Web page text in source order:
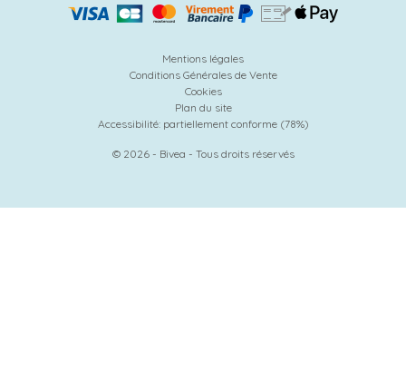
Mentions légales
Conditions Générales de Vente
Cookies
Plan du site
Accessibilité: partiellement conforme (78%)
© 2026 - Bivea - Tous droits réservés